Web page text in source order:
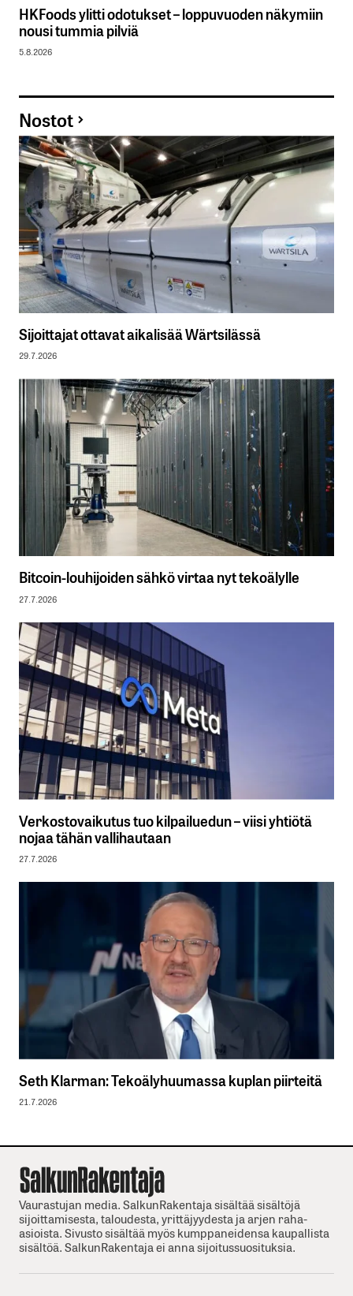
HKFoods ylitti odotukset – loppuvuoden näkymiin
nousi tummia pilviä
5.8.2026
Nostot
Sijoittajat ottavat aikalisää Wärtsilässä
29.7.2026
Bitcoin-louhijoiden sähkö virtaa nyt tekoälylle
27.7.2026
Verkostovaikutus tuo kilpailuedun – viisi yhtiötä
nojaa tähän vallihautaan
27.7.2026
Seth Klarman: Tekoälyhuumassa kuplan piirteitä
21.7.2026
Vaurastujan media. SalkunRakentaja sisältää sisältöjä
sijoittamisesta, taloudesta, yrittäjyydesta ja arjen raha-
asioista. Sivusto sisältää myös kumppaneidensa kaupallista
sisältöä. SalkunRakentaja ei anna sijoitussuosituksia.